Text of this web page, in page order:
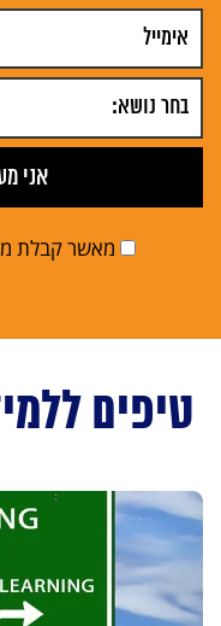
מאשר קבלת
טיפים